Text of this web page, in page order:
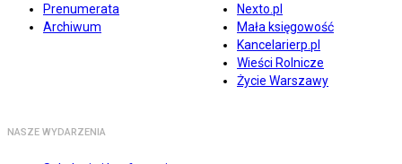
Prenumerata
Archiwum
Nexto.pl
Mała księgowość
Kancelarierp.pl
Wieści Rolnicze
Życie Warszawy
NASZE WYDARZENIA